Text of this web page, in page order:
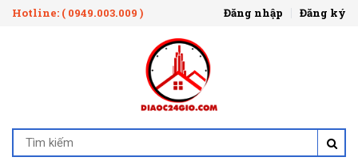
Hotline: ( 0949.003.009 ) Đăng nhập Đăng ký